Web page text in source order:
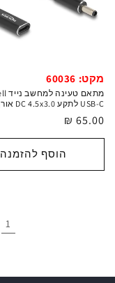
מקט: 60036
USB-C לתקע DC 4.5x3.0 אורך 15 ס"מ
מחיר
רגיל
65.00 ₪
הוסף להזמנה
1